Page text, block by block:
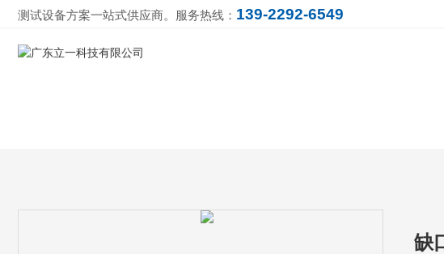
测试设备方案一站式供应商。服务热线： 139-2292-6549
缺